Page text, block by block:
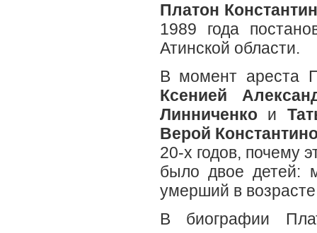
Платон
1989 года
Атинской области.
В момент ареста
Ксенией
Линниченкои
Верой
20-х годов, почему
было двое детей:
умерший в
В биографии